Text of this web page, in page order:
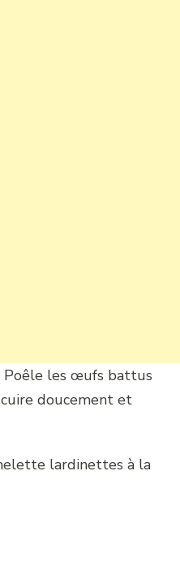
Poêle les œufs battus
doucement et
lardinettes à la